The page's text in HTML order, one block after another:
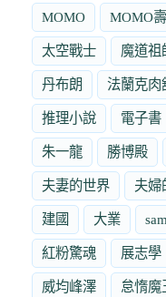
MOMO MOMO
太空戰士 魔道祖
丹布朗 法蘭克肉
推理小說 電子書
朱一龍 勝博殿
夫妻的世界 夫婦
建國 大業
紅粉驚魂 展志學
威均峰澤 怠惰魔